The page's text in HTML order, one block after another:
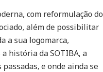
com reformulação do
além de possibilitar
a sua logomarca,
história da SOTIBA, a
e onde ainda se